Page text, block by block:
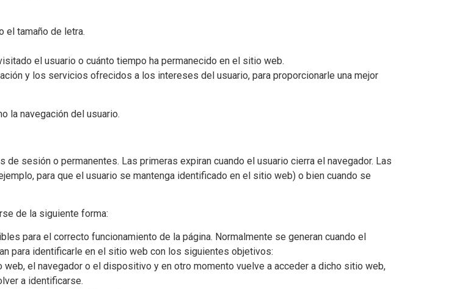
el tamaño de letra.
el usuario o cuánto tiempo ha permanecido en el sitio web.
y los servicios ofrecidos a los intereses del usuario, para proporcionarle una mejor
la navegación del usuario.
sesión o permanentes. Las primeras expiran cuando el usuario cierra el navegador. Las
para que el usuario se mantenga identificado en el sitio web) o bien cuando se
de la siguiente forma:
para el correcto funcionamiento de la página. Normalmente se generan cuando el
para identificarle en el sitio web con los siguientes objetivos:
el navegador o el dispositivo y en otro momento vuelve a acceder a dicho sitio web,
a identificarse.